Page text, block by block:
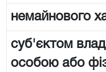
немайнового
суб'єктом
особою або